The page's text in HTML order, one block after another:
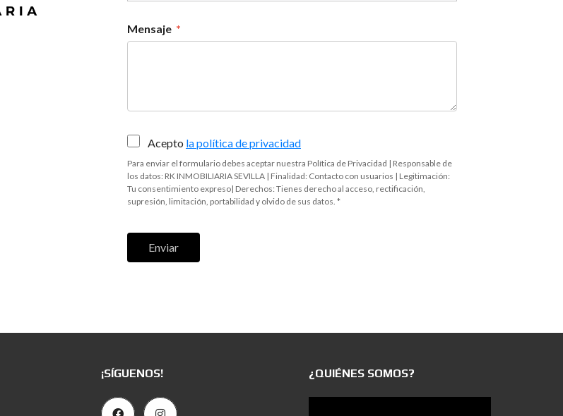
Mensaje *
Acepto la política de privacidad
Para enviar el formulario debes aceptar nuestra Política de Privacidad | Responsable de
los datos: RK INMOBILIARIA SEVILLA | Finalidad: Contacto con usuarios | Legitimación:
Tu consentimiento expreso| Derechos: Tienes derecho al acceso, rectificación,
supresión, limitación, portabilidad y olvido de sus datos. *
Enviar
¡SÍGUENOS! ¿QUIÉNES SOMOS?